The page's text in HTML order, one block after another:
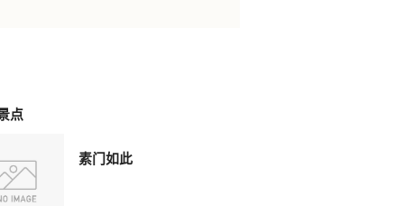
点
素门如此